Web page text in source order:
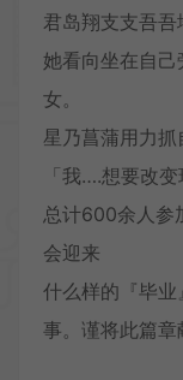
君岛翔支支吾吾
她看向坐在自
女。
星乃菖蒲用力抓
「我….想要改变
总计600余人参
会迎来
什么样的『毕
事。谨将此篇